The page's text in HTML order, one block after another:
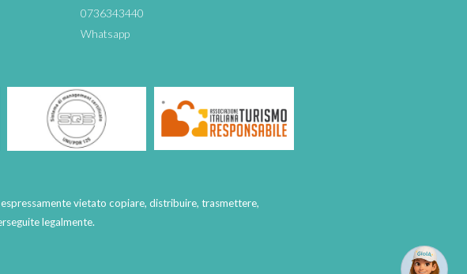
0736343440
Whatsapp
vietato copiare, distribuire, trasmettere,
legalmente.